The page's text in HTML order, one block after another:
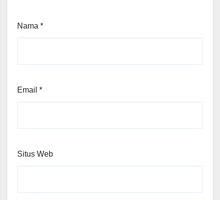
Nama *
Email *
Situs Web